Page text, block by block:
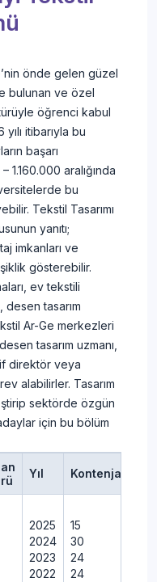
önde gelen güzel
bulunan ve özel
öğrenci kabul
itibarıyla bu
başarı
1.160.000 aralığında
bu
Tekstil Tasarımı
yanıtı;
imkanları ve
gösterebilir.
ev tekstili
tasarım
Ar-Ge merkezleri
tasarım uzmanı,
direktör veya
alabilirler. Tasarım
sektörde özgün
için bu bölüm
Yıl Kontenjan
2025
2024
2023
2022
15
30
24
24